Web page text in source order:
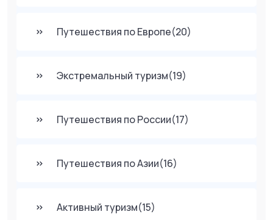
Путешествия по Европе(20)
Экстремальный туризм(19)
Путешествия по России(17)
Путешествия по Азии(16)
Активный туризм(15)